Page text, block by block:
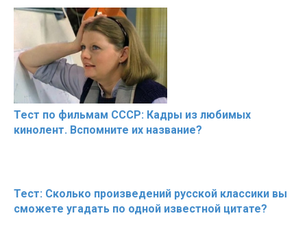
Тест по фильмам СССР: Кадры из любимых
кинолент. Вспомните их название?
Тест: Сколько произведений русской классики вы
сможете угадать по одной известной цитате?